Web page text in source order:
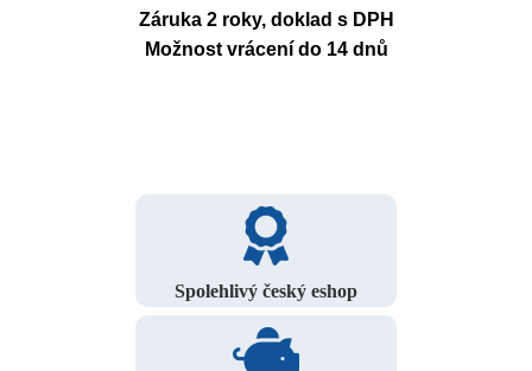
Záruka 2 roky, doklad s DPH
Možnost vrácení do 14 dnů
Spolehlivý český eshop